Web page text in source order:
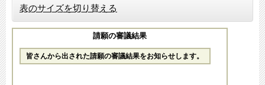
表のサイズを切り替える
請願の審議結果
皆さんから出された請願の審議結果をお知らせします。